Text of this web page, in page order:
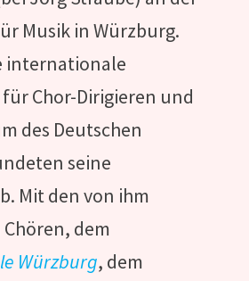
Musik in Würzburg.
internationale
Chor-Dirigieren und
des Deutschen
seine
Mit den von ihm
dem
Würzburg, dem